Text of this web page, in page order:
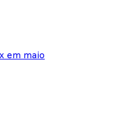
em maio